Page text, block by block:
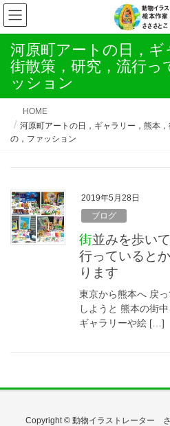
河原町アートの日，ギ
街散策，研究，流行っ
ッション
HOME
河原町アートの日，ギャラリー，熊本
の，ファッション
2019年5月28日
ブログ
街並みを歩いて散策すると、何が流
行っていると
ります
東京から熊本へ 戻
しようと 熊本の街
ギャラリーや絵 […]
Copyright © 動物イラストレーター